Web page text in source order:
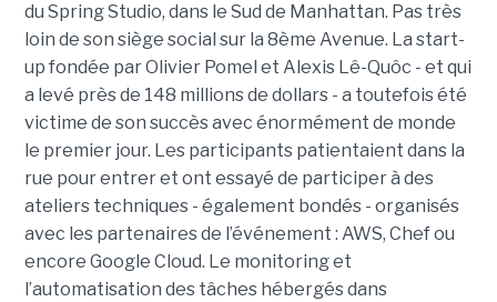
du SpringStudio, dans le Sud de Manhattan. Pas très
loin de son siège social sur la 8ème Avenue. La start-
up fondée par Olivier Pomel et Alexis Lê-Quôc - et qui
a levé près de 148 millions de dollars - a toutefois été
victime de son succès avec énormément de monde
le premier jour. Les participants patientaient dans la
rue pour entrer et ont essayé de participer à des
ateliers techniques - également bondés - organisés
avec les partenaires de l’événement : AWS, Chef ou
encore Google Cloud. Le monitoring et
l’automatisation des tâches hébergés dans